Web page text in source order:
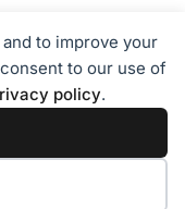
to improve your
to our use of
policy.
Privacy Policy